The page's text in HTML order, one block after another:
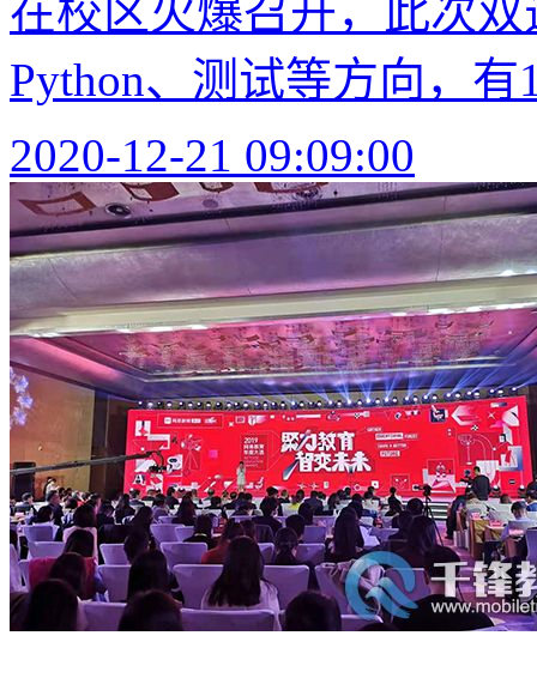
在校区火爆召开，此次
Python、测试等方向，
2020-12-21 09:09:00